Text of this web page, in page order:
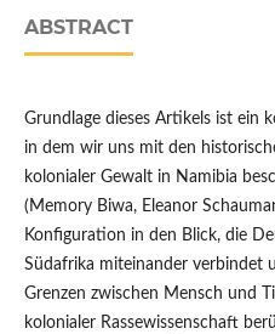
ABSTRACT
Grundlage dieses Artikels ist ein
in dem wir uns mit den
kolonialer Gewalt in Namibia
(Memory Biwa, Eleanor
Konﬁguration in den Blick, die
Südafrika miteinander verbindet
Grenzen zwischen Mensch und
kolonialer Rassewissenschaft